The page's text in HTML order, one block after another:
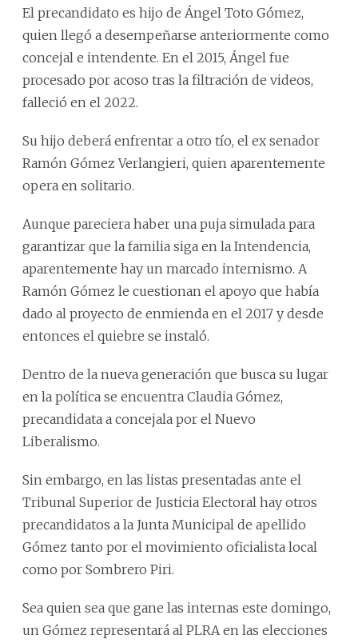
El precandidato es hijo de Ángel Toto Gómez,
quien llegó a desempeñarse anteriormente como
concejal e intendente. En el 2015, Ángel fue
procesado por acoso tras la filtración de videos,
falleció en el 2022.
Su hijo deberá enfrentar a otro tío, el ex senador
Ramón Gómez Verlangieri, quien aparentemente
opera en solitario.
Aunque pareciera haber una puja simulada para
garantizar que la familia siga en la Intendencia,
aparentemente hay un marcado internismo. A
Ramón Gómez le cuestionan el apoyo que había
dado al proyecto de enmienda en el 2017 y desde
entonces el quiebre se instaló.
Dentro de la nueva generación que busca su lugar
en la política se encuentra Claudia Gómez,
precandidata a concejala por el Nuevo
Liberalismo.
Sin embargo, en las listas presentadas ante el
Tribunal Superior de Justicia Electoral hay otros
precandidatos a la Junta Municipal de apellido
Gómez tanto por el movimiento oficialista local
como por Sombrero Piri.
Sea quien sea que gane las internas este domingo,
un Gómez representará al PLRA en las elecciones